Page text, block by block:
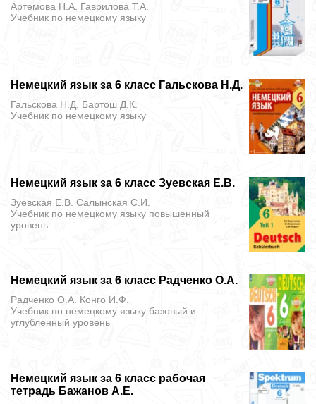
Артемова Н.А. Гаврилова Т.А.
Учебник по немецкому языку
Немецкий язык за 6 класс Гальскова Н.Д.
Гальскова Н.Д. Бартош Д.К.
Учебник по немецкому языку
Немецкий язык за 6 класс Зуевская Е.В.
Зуевская Е.В. Салынская С.И.
Учебник по немецкому языку повышенный
уровень
Немецкий язык за 6 класс Радченко О.А.
Радченко О.А. Конго И.Ф.
Учебник по немецкому языку базовый и
углубленный уровень
Немецкий язык за 6 класс рабочая
тетрадь Бажанов А.Е.